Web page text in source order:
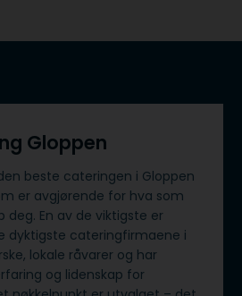
Gloppen
beste cateringen i Gloppen
er avgjørende for hva som
En av de viktigste er
dyktigste cateringfirmaene i
lokale råvarer og har
og lidenskap for